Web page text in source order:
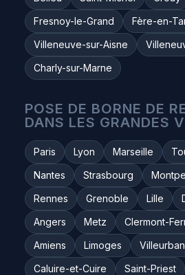
Fresnoy-le-Grand
Fère-en-
Villeneuve-sur-Aisne
Charly-sur-Marne
POSE DE BORNE DE
DANS LES GRANDES
Paris Lyon Marseille
Nantes
Strasbourg
Rennes
Grenoble Lille
Angers
Metz Clermont-
Amiens
Limoges
Caluire-et-Cuire
Saint-Priest